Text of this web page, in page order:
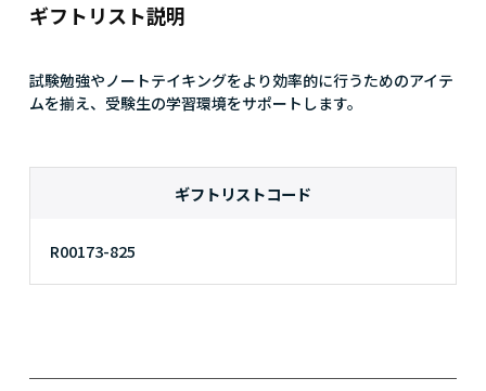
ギフトリスト説明
試験勉強やノートテイキングをより効率的に行うためのアイテ
ムを揃え、受験生の学習環境をサポートします。
ギフトリストコード
R00173-825